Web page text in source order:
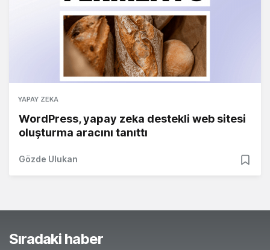
YAPAY ZEKA
WordPress, yapay zeka destekli web sitesi
oluşturma aracını tanıttı
Gözde Ulukan
Sıradaki haber